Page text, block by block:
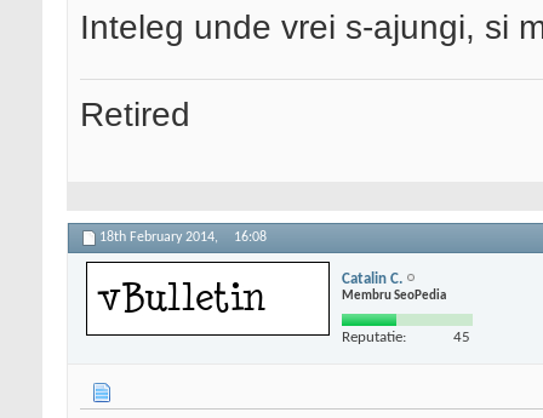
Inteleg unde vrei s-ajungi, si
Retired
18th February 2014, 16:08
Catalin C.
Membru SeoPedia
Reputatie: 45